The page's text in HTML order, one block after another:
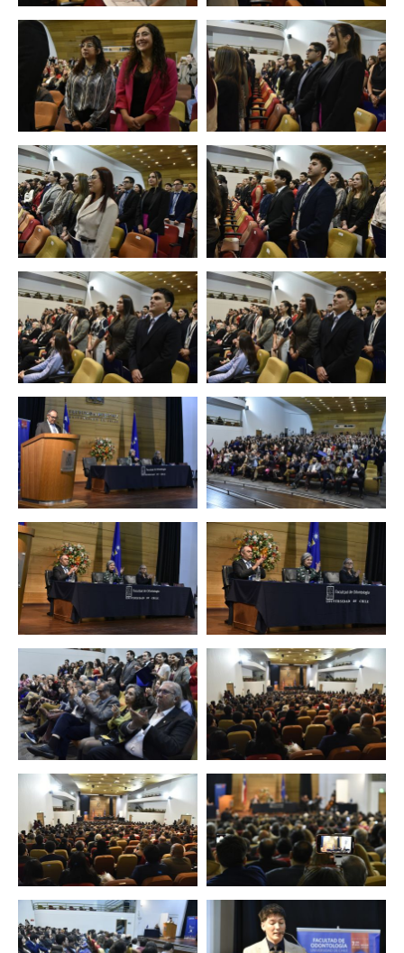
Zoom Zoom
Zoom Zoom
Zoom Zoom
Zoom Zoom
Zoom Zoom
Zoom
Zoom Zoom
Zoom